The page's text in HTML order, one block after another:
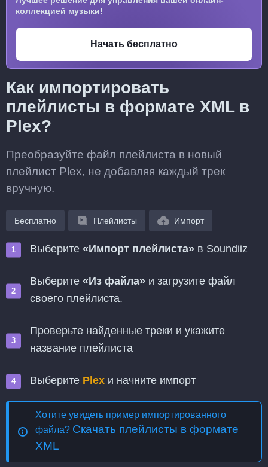
коллекцией музыки!
Начать бесплатно
Как импортировать
плейлисты в формате XML в
Plex?
Преобразуйте файл плейлиста в новый
плейлист Plex, не добавляя каждый трек
вручную.
Бесплатно Плейлисты Импорт
Выберите «Импорт плейлиста» в Soundiiz
Выберите «Из файла» и загрузите файл
своего плейлиста.
Проверьте найденные треки и укажите
название плейлиста
Выберите Plex и начните импорт
Хотите увидеть пример импортированного
файла? Скачать плейлисты в формате
XML